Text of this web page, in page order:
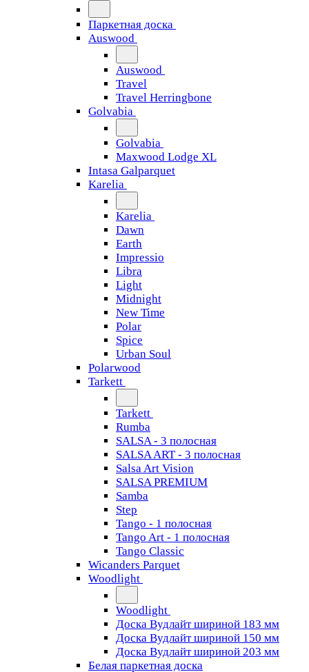
Паркетная доска
Auswood
Auswood
Travel
Travel Herringbone
Golvabia
Golvabia
Maxwood Lodge XL
Intasa Galparquet
Karelia
Karelia
Dawn
Earth
Impressio
Libra
Light
Midnight
New Time
Polar
Spice
Urban Soul
Polarwood
Tarkett
Tarkett
Rumba
SALSA - 3 полосная
SALSA ART - 3 полосная
Salsa Art Vision
SALSA PREMIUM
Samba
Step
Tango - 1 полосная
Tango Art - 1 полосная
Tango Classiс
Wicanders Parquet
Woodlight
Woodlight
Доска Вудлайт шириной 183 мм
Доска Вудлайт шириной 150 мм
Доска Вудлайт шириной 203 мм
Белая паркетная доска